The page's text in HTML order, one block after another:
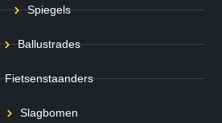
Spiegels
Ballustrades
Fietsenstaanders
Slagbomen